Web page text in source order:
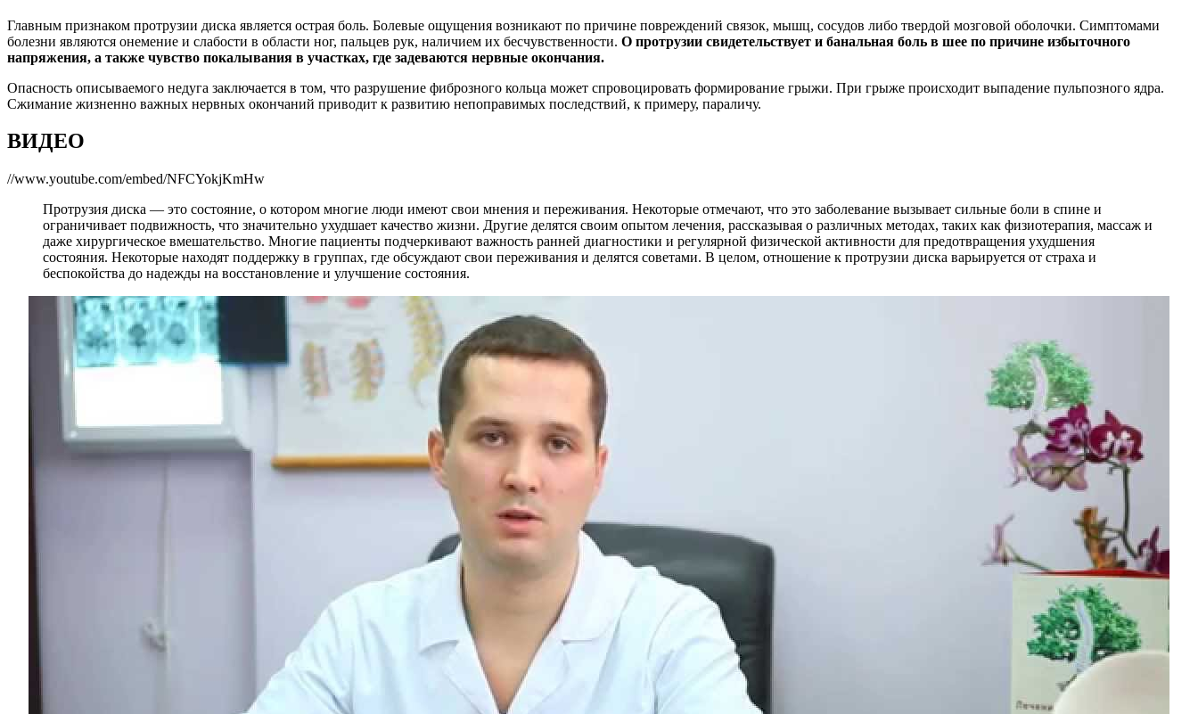
Главным признаком протрузии диска является острая боль. Болевые ощущения возникают по причине повреждений связок, мышц, сосудов либо твердой мозговой оболочки. Симптомами
болезни являются онемение и слабости в области ног, пальцев рук, наличием их бесчувственности. О протрузии свидетельствует и банальная боль в шее по причине избыточного
напряжения, а также чувство покалывания в участках, где задеваются нервные окончания.
Опасность описываемого недуга заключается в том, что разрушение фиброзного кольца может спровоцировать формирование грыжи. При грыже происходит выпадение пульпозного ядра.
Сжимание жизненно важных нервных окончаний приводит к развитию непоправимых последствий, к примеру, параличу.
ВИДЕО
//www.youtube.com/embed/NFCYokjKmHw
Протрузия диска — это состояние, о котором многие люди имеют свои мнения и переживания. Некоторые отмечают, что это заболевание вызывает сильные боли в спине и
ограничивает подвижность, что значительно ухудшает качество жизни. Другие делятся своим опытом лечения, рассказывая о различных методах, таких как физиотерапия, массаж и
даже хирургическое вмешательство. Многие пациенты подчеркивают важность ранней диагностики и регулярной физической активности для предотвращения ухудшения
состояния. Некоторые находят поддержку в группах, где обсуждают свои переживания и делятся советами. В целом, отношение к протрузии диска варьируется от страха и
беспокойства до надежды на восстановление и улучшение состояния.